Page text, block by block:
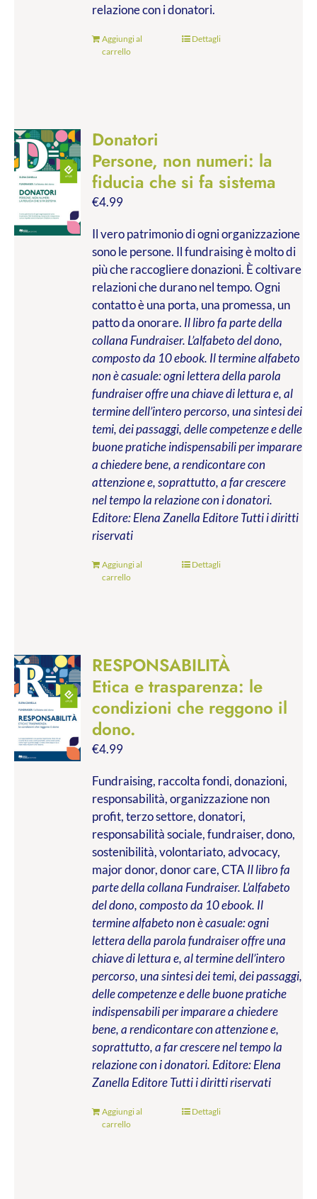
relazione con i donatori.
Aggiungi al
carrello
Dettagli
Donatori
Persone, non numeri: la
fiducia che si fa sistema
€4.99
Il vero patrimonio di ogni organizzazione
sono le persone. Il fundraising è molto di
più che raccogliere donazioni. È coltivare
relazioni che durano nel tempo. Ogni
contatto è una porta, una promessa, un
patto da onorare. Il libro fa parte della
collana Fundraiser. L’alfabeto del dono,
composto da 10 ebook. Il termine alfabeto
non è casuale: ogni lettera della parola
fundraiser offre una chiave di lettura e, al
termine dell’intero percorso, una sintesi dei
temi, dei passaggi, delle competenze e delle
buone pratiche indispensabili per imparare
a chiedere bene, a rendicontare con
attenzione e, soprattutto, a far crescere
nel tempo la relazione con i donatori.
Editore: Elena Zanella EditoreTutti i diritti
riservati
Aggiungi al
carrello
Dettagli
RESPONSABILITÀ
Etica e trasparenza: le
condizioni che reggono il
dono.
€4.99
Fundraising, raccolta fondi, donazioni,
responsabilità, organizzazione non
profit, terzo settore, donatori,
responsabilità sociale, fundraiser, dono,
sostenibilità, volontariato, advocacy,
major donor, donor care, CTA Il libro fa
parte della collana Fundraiser. L’alfabeto
del dono, composto da 10 ebook. Il
termine alfabeto non è casuale: ogni
lettera della parola fundraiser offre una
chiave di lettura e, al termine dell’intero
percorso, una sintesi dei temi, dei passaggi,
delle competenze e delle buone pratiche
indispensabili per imparare a chiedere
bene, a rendicontare con attenzione e,
soprattutto, a far crescere nel tempo la
relazione con i donatori. Editore: Elena
Zanella EditoreTutti i diritti riservati
Aggiungi al
carrello
Dettagli